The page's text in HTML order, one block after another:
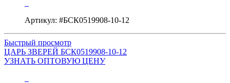
Артикул: #БСК0519908-10-12
Быстрый просмотр
ЦАРЬ ЗВЕРЕЙ БСК0519908-10-12
УЗНАТЬ ОПТОВУЮ ЦЕНУ